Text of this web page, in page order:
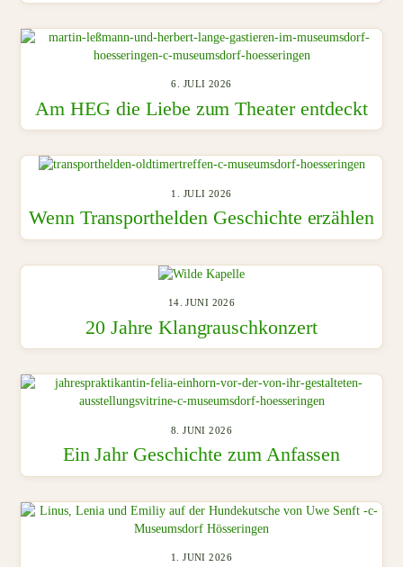
6. JULI 2026
Am HEG die Liebe zum Theater entdeckt
1. JULI 2026
Wenn Transporthelden Geschichte erzählen
14. JUNI 2026
20 Jahre Klangrauschkonzert
8. JUNI 2026
Ein Jahr Geschichte zum Anfassen
1. JUNI 2026